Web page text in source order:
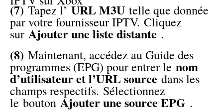
(7)Tapez l’URL M3U telle que donnée
par votre fournisseur IPTV. Cliquez
sur Ajouter une liste distante .
(8) Maintenant, accédez au Guide des
programmes (EPG) pour entrer le nom
d’utilisateur et l’URL source dans les
champs respectifs. Sélectionnez
le bouton Ajouter une source EPG .